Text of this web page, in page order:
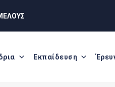
Εκπαίδευση